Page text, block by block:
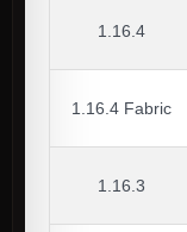
1.16.4
1.16.4 Fabric
1.16.3